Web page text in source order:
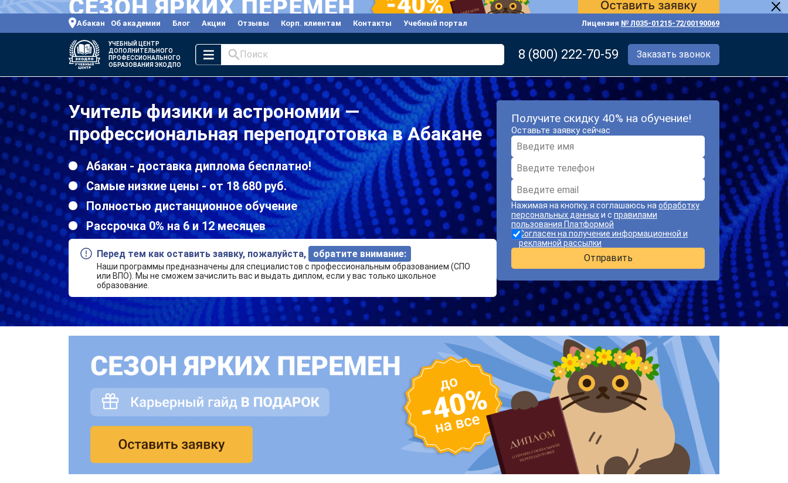
Абакан Об академии Блог Акции Отзывы Корп. клиентам Контакты Учебный портал Лицензия № Л035-01215-72/00190069
УЧЕБНЫЙ ЦЕНТР
ДОПОЛНИТЕЛЬНОГО
ПРОФЕССИОНАЛЬНОГО
ОБРАЗОВАНИЯ ЭКОДПО
Поиск 8 (800) 222-70-59 Заказать звонок
Учитель физики и астрономии —
профессиональная переподготовка в Абакане
Абакан - доставка диплома бесплатно!
Самые низкие цены - от 18 680 руб.
Полностью дистанционное обучение
Рассрочка 0% на 6 и 12 месяцев
Перед тем как оставить заявку, пожалуйста, обратите внимание:
Наши программы предназначены для специалистов с профессиональным образованием (СПО
или ВПО). Мы не сможем зачислить вас и выдать диплом, если у вас только школьное
образование.
Получите скидку 40% на обучение!
Оставьте заявку сейчас
Нажимая на кнопку, я соглашаюсь на обработку
персональных данныхи с правилами
пользования Платформой
Согласен на получение информационной и
рекламной рассылки
Отправить